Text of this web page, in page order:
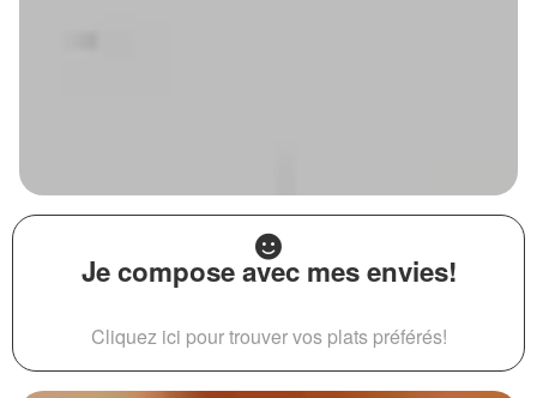
Je compose avec mes envies!
Cliquez ici pour trouver vos plats préférés!